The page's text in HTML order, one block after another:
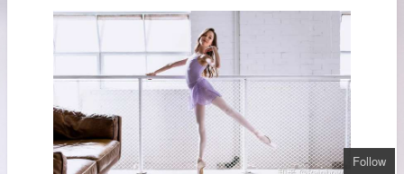
Follow